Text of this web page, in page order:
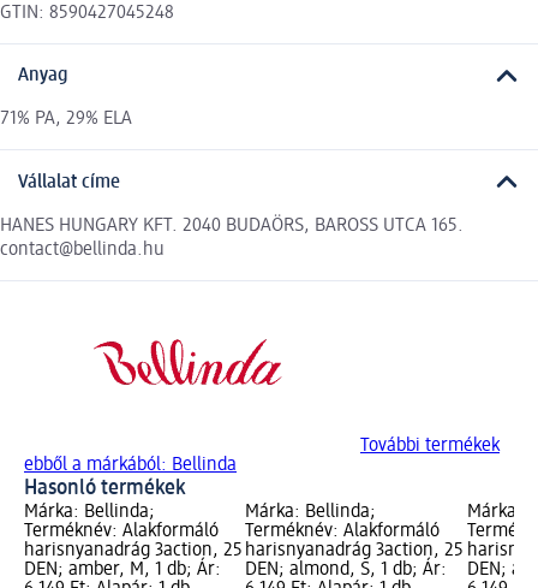
GTIN: 8590427045248
Anyag
71% PA, 29% ELA
Vállalat címe
HANES HUNGARY KFT. 2040 BUDAÖRS, BAROSS UTCA 165.
contact@bellinda.hu
További termékek
ebből a márkából: Bellinda
Hasonló termékek
Márka: Bellinda;
Terméknév: Alakformáló
harisnyanadrág 3action, 25
DEN; amber, M, 1 db; Ár:
Márka: Bellinda;
Terméknév: Alakformáló
harisnyanadrág 3action, 25
DEN; almond, S, 1 db; Ár:
Márka:
DEN;